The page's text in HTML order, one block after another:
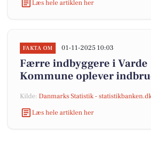
Læs hele artiklen her
FAKTA OM 01-11-2025 10:03
Færre indbyggere i Varde
Kommune oplever
Kilde: Danmarks Statistik -
Læs hele artiklen her